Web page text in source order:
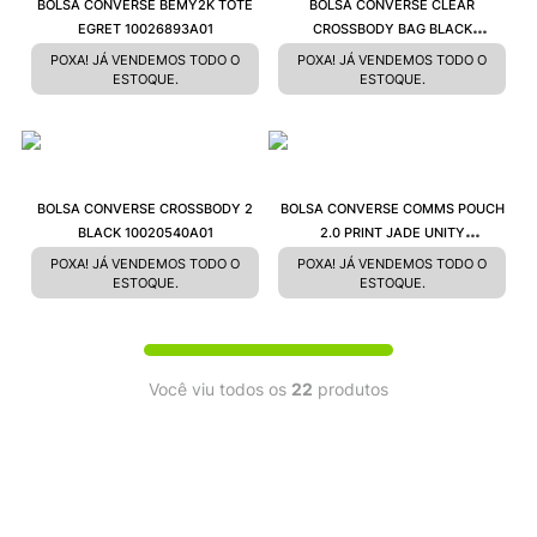
BOLSA CONVERSE BEMY2K TOTE
EGRET 10026893A01
POXA! JÁ VENDEMOS TODO O
ESTOQUE.
BOLSA CONVERSE CLEAR
CROSSBODY BAG BLACK
10025353A05
POXA! JÁ VENDEMOS TODO O
ESTOQUE.
BOLSA CONVERSE CROSSBODY 2
BLACK 10020540A01
POXA! JÁ VENDEMOS TODO O
ESTOQUE.
BOLSA CONVERSE COMMS POUCH
2.0 PRINT JADE UNITY
10022103A07
POXA! JÁ VENDEMOS TODO O
ESTOQUE.
Você viu todos os 22 produtos